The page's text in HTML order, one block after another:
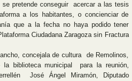
pretende conseguir acercar a las tesis
a los habitantes, o concienciar de
que a la fecha no haya podido tener
Ciudadana Zaragoza sin Fractura
concejala de cultura de Remolinos,
la biblioteca municipal para la reunión,
José Ángel Miramón, Diputado